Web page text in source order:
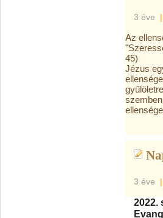
3 éve |
Az
45)
Jézus
3 éve |
2022.